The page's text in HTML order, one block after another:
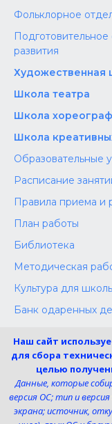
Фольклорное
Подготовительное
развития
Художественная
Школа‌‌‌‌ театра
Школа
Школа
Образовательные
Расписание
Правила приема и
План работы
Библиотека
Методическая
Культура для
Банк одаренных
Независимая
Меры поддержки
Наш сайт
для сбора
целью
Данные, которые
версия ОС; тип и
экрана; источник,